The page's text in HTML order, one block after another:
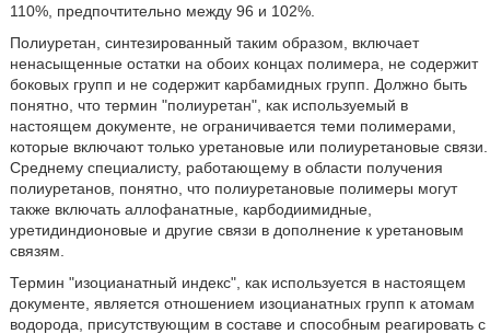
110%, предпочтительно между 96 и 102%.
Полиуретан, синтезированный таким образом, включает
ненасыщенные остатки на обоих концах полимера, не содержит
боковых групп и не содержит карбамидных групп. Должно быть
понятно, что термин "полиуретан", как используемый в
настоящем документе, не ограничивается теми полимерами,
которые включают только уретановые или полиуретановые связи.
Среднему специалисту, работающему в области получения
полиуретанов, понятно, что полиуретановые полимеры могут
также включать аллофанатные, карбодиимидные,
уретидиндионовые и другие связи в дополнение к уретановым
связям.
Термин "изоцианатный индекс", как используется в настоящем
документе, является отношением изоцианатных групп к атомам
водорода, присутствующим в составе и способным реагировать с